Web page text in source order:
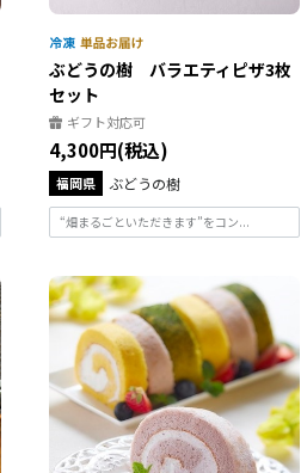
ぶどうの樹 バラエティピザ3枚
セット
ギフト対応可
4,300円(税込)
福岡県 ぶどうの樹
“畑まるごといただきます”をコン...